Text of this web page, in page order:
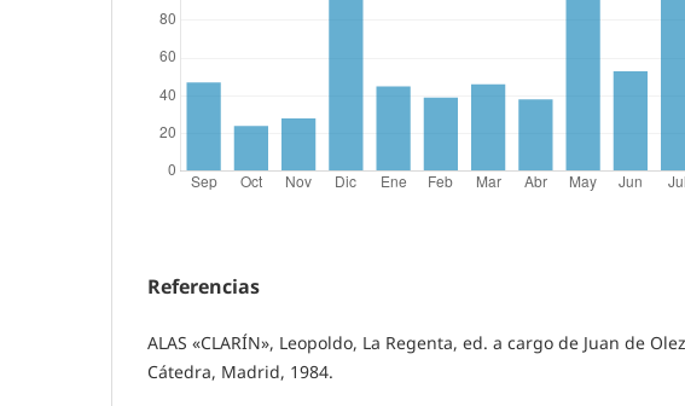
Referencias
ALAS «CLARÍN», Leopoldo, La Regenta, ed. a cargo de Juan de
Cátedra, Madrid, 1984.